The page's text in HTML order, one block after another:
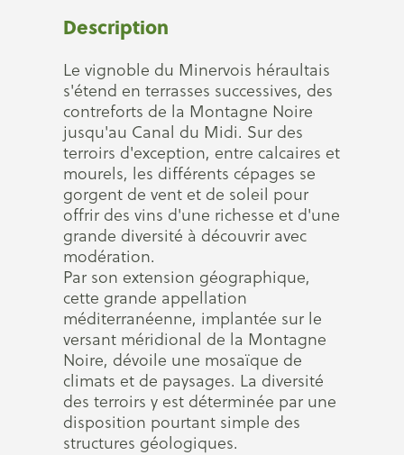
Description
Le vignoble du Minervois héraultais
s'étend en terrasses successives, des
contreforts de la Montagne Noire
jusqu'au Canal du Midi. Sur des
terroirs d'exception, entre calcaires et
mourels, les différents cépages se
gorgent de vent et de soleil pour
offrir des vins d'une richesse et d'une
grande diversité à découvrir avec
modération.
Par son extension géographique,
cette grande appellation
méditerranéenne, implantée sur le
versant méridional de la Montagne
Noire, dévoile une mosaïque de
climats et de paysages. La diversité
des terroirs y est déterminée par une
disposition pourtant simple des
structures géologiques.